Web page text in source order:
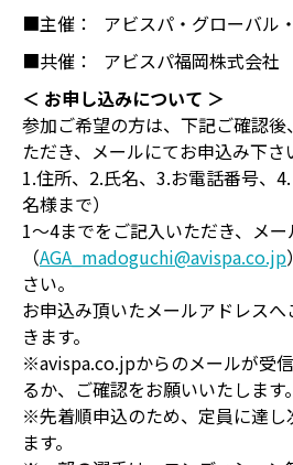
■主催：
アビスパ・グローバル
■共催：
アビスパ福岡株式会社
＜ お申し込みについて ＞
参加ご希望の方は、下記ご確認
ただき、メールにてお申込み下さ
1.住所、2.氏名、3.お電話番号、
名様まで）
1～4までをご記入いただき、メー
（AGA_madoguchi@avispa.co.jp
さい。
お申込み頂いたメールアドレス
きます。
※avispa.co.jpからのメールが受
るか、ご確認をお願いいたします。
※先着順申込のため、定員に達し
ます。